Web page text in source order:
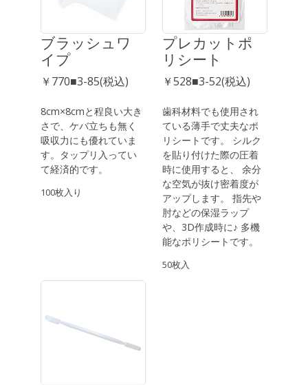
ブラッシュワ
イプ
￥770■3-85(税込)
8cm×8cmと程良い大き
さで、ケバ立ちも無く
吸収力にも優れていま
す。タップリ入ってい
て経済的です。
100枚入り
プレカットポ
リシート
￥528■3-52(税込)
歯科材料でも使用され
ている薄手で丈夫なポ
リシートです。 シルク
を貼り付けた際の圧着
時に使用すると、 余分
な空気が抜け密着度が
アップします。 指先や
肘などの保湿ラップ
や、3D作成時に♪ 多機
能なポリシートです。
50枚入